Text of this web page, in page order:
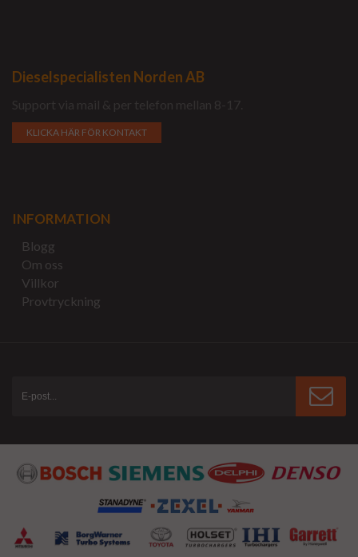
Dieselspecialisten Norden AB
Support via mail & per telefon mellan 8-17.
KLICKA HÄR FÖR KONTAKT
INFORMATION
Blogg
Om oss
Villkor
Provtryckning